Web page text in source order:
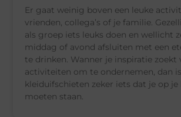
Er gaat weinig boven een leuke
vrienden, collega’s of je familie.
als groep iets leuks doen en wellicht
middag of avond afsluiten met een
te drinken. Wanner je inspiratie zoekt
activiteiten om te ondernemen, dan is
kleiduifschieten zeker iets dat je op je
moeten staan.